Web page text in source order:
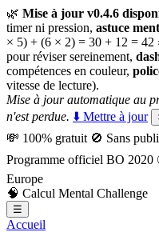
🌿 Mise à jour v0.4.6
timer ni pression, astuce
× 5) + (6 × 2) = 30 + 12 = 42
pour réviser sereinement,
compétences en couleur,
vitesse de lecture).
Mise à jour automatique au
n'est perdue. ⬇️ Mettre à jour
💸 100% gratuit 🚫 Sans
Programme officiel BO 2020
Europe
🧠 Calcul Mental Challenge
☰
Accueil